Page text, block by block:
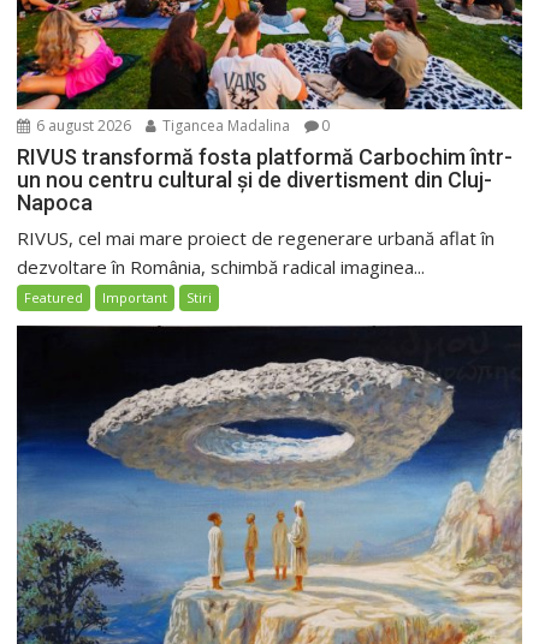
6 august 2026 Tigancea Madalina 0
RIVUS transformă fosta platformă Carbochim într-
un nou centru cultural și de divertisment din Cluj-
Napoca
RIVUS, cel mai mare proiect de regenerare urbană aflat în
dezvoltare în România, schimbă radical imaginea...
Featured Important Stiri